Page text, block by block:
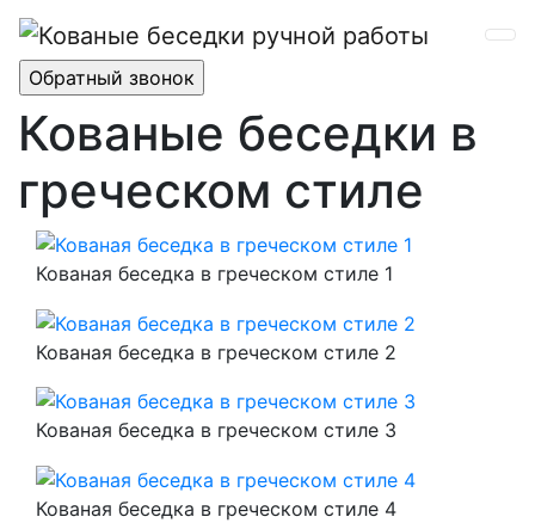
Кованые беседки в
греческом стиле
Кованая беседка в греческом стиле 1
Кованая беседка в греческом стиле 2
Кованая беседка в греческом стиле 3
Кованая беседка в греческом стиле 4